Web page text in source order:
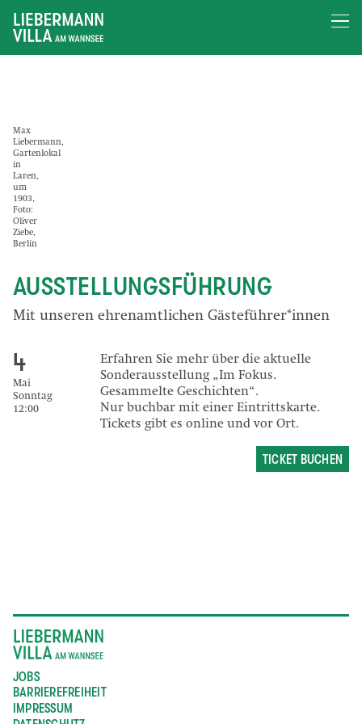
Max
Liebermann,
Gartenlokal
in
Laren,
um
1903,
Foto:
Oliver
Ziebe,
Berlin
AUSSTELLUNGSFÜHRUNG
Mit unseren ehrenamtlichen Gästeführer*innen
Erfahren Sie mehr über die aktuelle
Sonderausstellung „Im Fokus.
Gesammelte Geschichten“.
Nur buchbar mit einer Eintrittskarte.
Tickets gibt es online und vor Ort.
4
Mai
Sonntag
12:00
TICKET BUCHEN
JOBS
BARRIEREFREIHEIT
IMPRESSUM